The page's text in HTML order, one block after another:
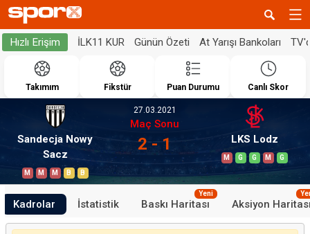
Hızlı Erişim İLK11 KUR Günün Özeti At Yarışı Bankoları
Takımım Fikstür Puan Durumu Canlı Skor
Sandecja Nowy
Sacz
M M M B B
27.03.2021
Maç Sonu
2 - 1 LKS Lodz
M G G M G
Kadrolar İstatistik Baskı Haritası
Yeni
Aksiyon